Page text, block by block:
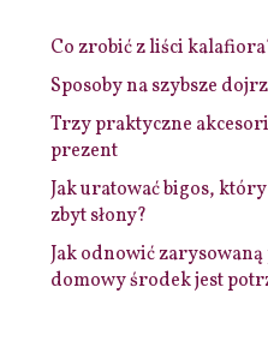
Co zrobić z liści
Sposoby na szybsze
Trzy praktyczne
prezent
Jak uratować bigos,
zbyt słony?
Jak odnowić
domowy środek jest